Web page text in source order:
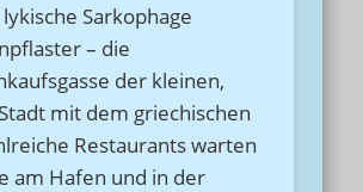
Sarkophage
– die
der kleinen,
mit dem griechischen
Restaurants warten
am Hafen und in der